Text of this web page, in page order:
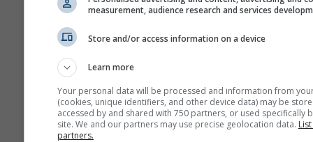
measurement, audience research and services
Store and/or access information on a device
Learn more
Your personal data will be processed and information from
(cookies, unique identifiers, and other device data) may be
accessed by and shared with 750 partners, or used specifically
site. We and our partners may use precise geolocation data.
partners.